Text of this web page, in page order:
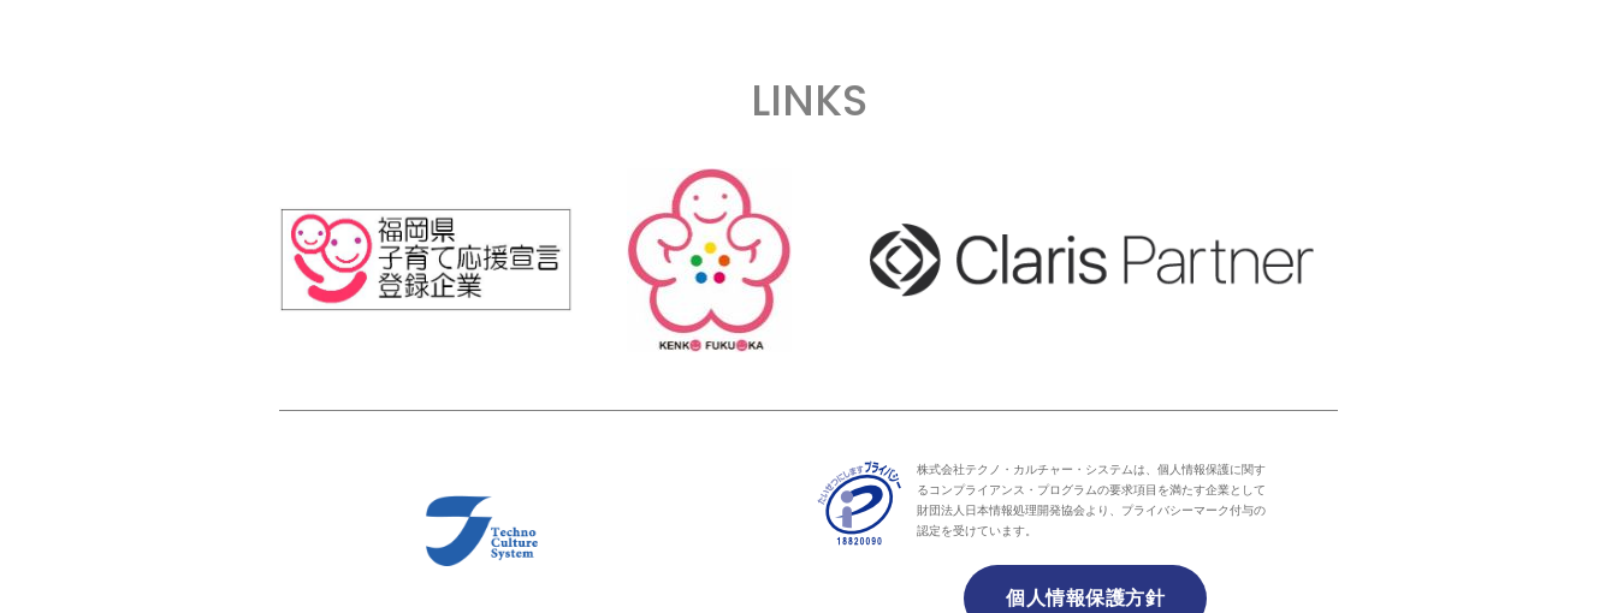
LINKS
株式会社テクノ・カルチャー・システムは、個人情報保護に関す
るコンプライアンス・プログラムの要求項目を満たす企業として
財団法人日本情報処理開発協会より、プライバシーマーク付与の
認定を受けています。
個人情報保護方針